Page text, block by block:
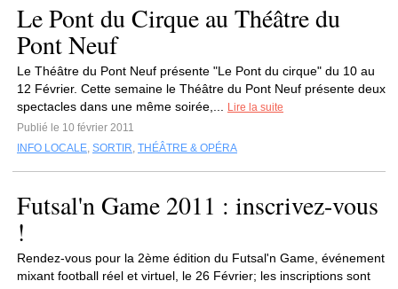
Le Pont du Cirque au Théâtre du
Pont Neuf
Le Théâtre du Pont Neuf présente "Le Pont du cirque" du 10 au
12 Février. Cette semaine le Théâtre du Pont Neuf présente deux
spectacles dans une même soirée,...
Lire la suite
Publié le 10 février 2011
INFO LOCALE, SORTIR, THÉÂTRE & OPÉRA
Futsal'n Game 2011 : inscrivez-vous
!
Rendez-vous pour la 2ème édition du Futsal'n Game, événement
mixant football réel et virtuel, le 26 Février; les inscriptions sont